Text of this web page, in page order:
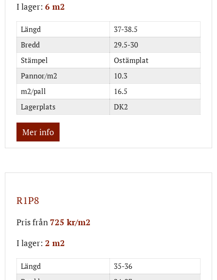
I lager: 6 m2
Längd
37-38.5
Bredd
29.5-30
Stämpel
Ostämplat
Pannor/m2
10.3
m2/pall
16.5
Lagerplats
DK2
Mer info
R1P8
Pris från 725 kr/m2
I lager: 2 m2
Längd
35-36